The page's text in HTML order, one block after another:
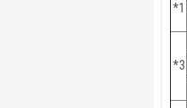
*1
*3